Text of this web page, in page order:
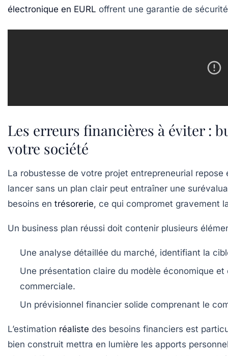
électronique en EURL offrent une garantie de
Les erreurs financières à éviter :
votre société
La robustesse de votre projet entrepreneurial
lancer sans un plan clair peut entraîner une
besoins en trésorerie, ce qui compromet gravement
Un business plan réussi doit contenir plusieurs
Une analyse détaillée du marché, identifiant la
Une présentation claire du modèle économique et
commerciale.
Un prévisionnel financier solide comprenant le
L’estimation réaliste des besoins financiers est
bien construit mettra en lumière les apports